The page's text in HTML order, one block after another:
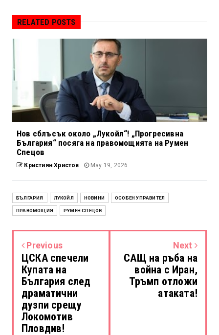
RELATED POSTS
Нов сблъсък около „Лукойл“! „Прогресивна
България“ посяга на правомощията на Румен
Спецов
Кристиян Христов May 19, 2026
БЪЛГАРИЯ ЛУКОЙЛ НОВИНИ ОСОБЕН УПРАВИТЕЛ
ПРАВОМОЩИЯ РУМЕН СПЕЦОВ
Previous
ЦСКА спечели
Купата на
България след
драматични
дузпи срещу
Локомотив
Пловдив!
Next
САЩ на ръба на
война с Иран,
Тръмп отложи
атаката!